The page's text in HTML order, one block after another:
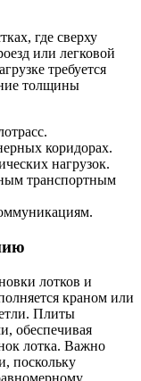
где сверху
или легковой
требуется
толщины
коридорах.
нагрузок.
транспортным
лотков и
краном или
Плиты
обеспечивая
лотка. Важно
поскольку